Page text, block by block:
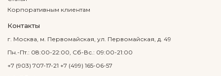
Корпоративным клиентам
Контакты
г. Москва, м. Первомайская, ул. Первомайская, д. 49
Пн.-Пт.: 08:00-22:00, Сб-Вс.: 09:00-21:00
+7 (903) 707-17-21 +7 (499) 165-06-57